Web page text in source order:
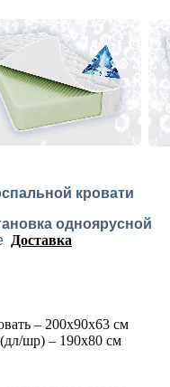
кровати
одноярусной
Доставка
– 200х90х63 см
шр) – 190х80 см